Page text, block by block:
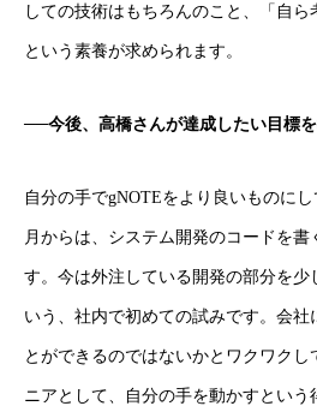
しての技術はもちろんのこと、「自ら
という素養が求められます。
──今後、高橋さんが達成したい目標を
自分の手でgNOTEをより良いものに
月からは、システム開発のコードを
す。今は外注している開発の部分を少
いう、社内で初めての試みです。会社
とができるのではないかとワクワク
ニアとして、自分の手を動かすとい